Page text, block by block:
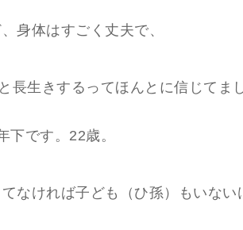
身体はすごく丈夫で、
長生きするってほんとに信じてま
下です。22歳。
なければ子ども（ひ孫）もいない